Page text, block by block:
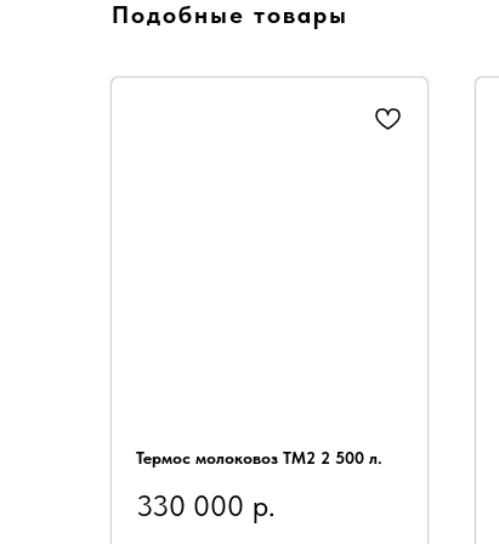
Подобные товары
Термос молоковоз ТМ2 2 500 л.
330 000 р.